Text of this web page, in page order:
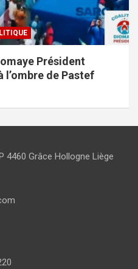
Président
l’ombre de Pastef
4460 Grâce Hollogne Liège